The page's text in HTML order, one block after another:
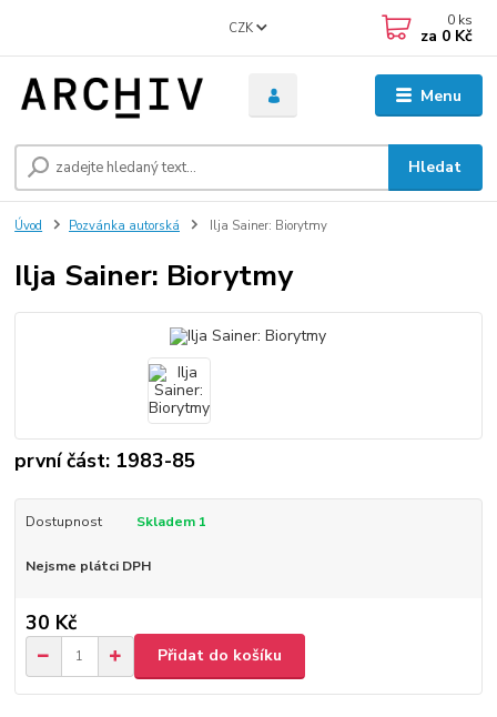
Menu
CZK
Hledat
0 ks
za 0 Kč
Úvod Pozvánka autorská Ilja Sainer: Biorytmy
Ilja Sainer: Biorytmy
první část: 1983-85
Dostupnost Skladem 1
Nejsme plátci DPH
30 Kč
Přidat do košíku